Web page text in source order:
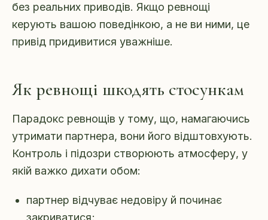
без реальних приводів. Якщо ревнощі
керують вашою поведінкою, а не ви ними, це
привід придивитися уважніше.
Як ревнощі шкодять стосункам
Парадокс ревнощів у тому, що, намагаючись
утримати партнера, вони його відштовхують.
Контроль і підозри створюють атмосферу, у
якій важко дихати обом:
партнер відчуває недовіру й починає
закриватися;